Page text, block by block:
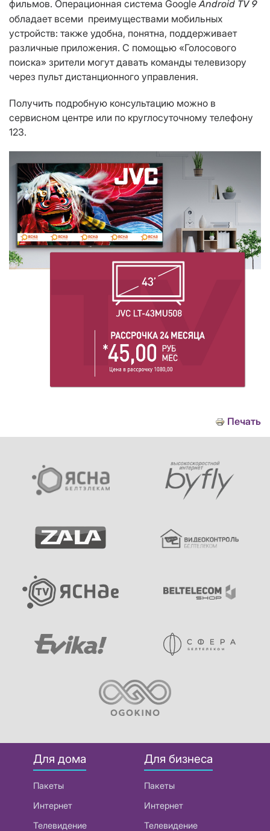
фильмов. Операционная система GooglеAndroid TV9
обладает всеми преимуществами мобильных
устройств: также удобна, понятна, поддерживает
различные приложения. С помощью «Голосового
поиска» зрители могут давать команды телевизору
через пульт дистанционного управления.
Получить подробную консультацию можно в
сервисном центре или по круглосуточному телефону
123.
Печать
Для дома
Пакеты
Интернет
Телевидение
Для бизнеса
Пакеты
Интернет
Телевидение